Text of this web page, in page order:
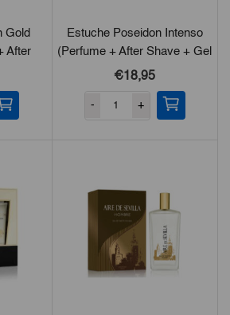
Gold
After
Estuche Poseidon Intenso
(Perfume + After Shave + Gel
De Ducha)
€18,95
- +